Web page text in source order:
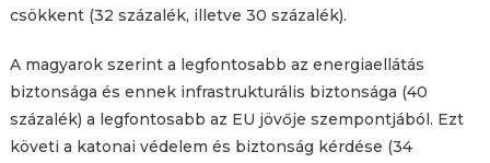
csökkent (32 százalék, illetve 30 százalék).
A magyarok szerint a legfontosabb az energiaellátás
biztonsága és ennek infrastrukturális biztonsága (40
százalék) a legfontosabb az EU jövője szempontjából. Ezt
követi a katonai védelem és biztonság kérdése (34